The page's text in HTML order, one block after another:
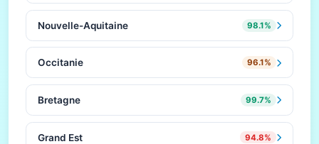
Nouvelle-Aquitaine 98.1%
Occitanie 96.1%
Bretagne 99.7%
Grand Est 94.8%